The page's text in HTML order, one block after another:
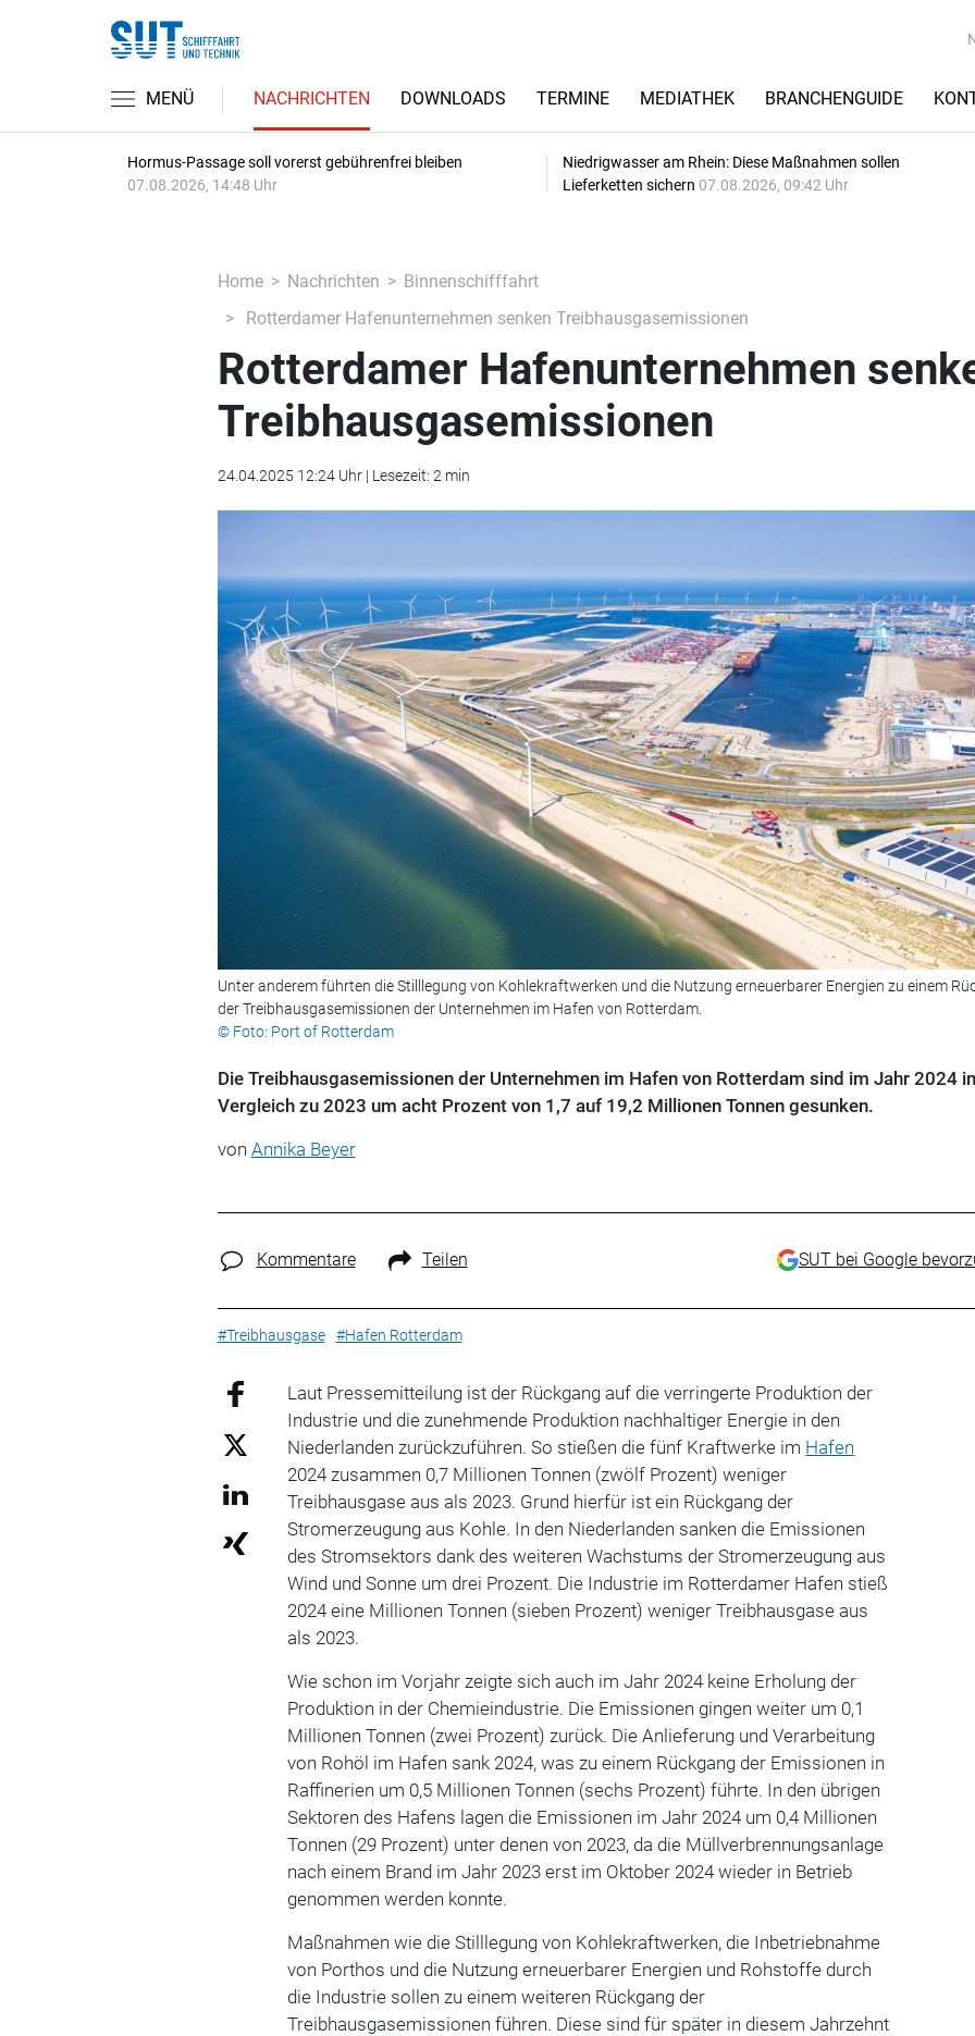
MENÜ NACHRICHTEN DOWNLOADS TERMINE MEDIATHEK BRANCHENGUIDE
Hormus-Passage soll vorerst gebührenfrei bleiben
07.08.2026, 14:48 Uhr
Niedrigwasser am Rhein: Diese Maßnahmen sollen
Lieferketten sichern 07.08.2026, 09:42 Uhr
Home Nachrichten
Binnenschifffahrt
Rotterdamer Hafenunternehmen senken Treibhausgasemissionen
Rotterdamer Hafenunternehmen
Treibhausgasemissionen
24.04.2025 12:24 Uhr | Lesezeit: 2 min
Unter anderem führten die Stilllegung von Kohlekraftwerken und die Nutzung erneuerbarer Energien zu einem
der Treibhausgasemissionen der Unternehmen im Hafen von Rotterdam.
© Foto: Port of Rotterdam
Die Treibhausgasemissionen der Unternehmen im Hafen von Rotterdam sind im Jahr 2024
Vergleich zu 2023 um acht Prozent von 1,7 auf 19,2 Millionen Tonnen gesunken.
von Annika Beyer
Kommentare Teilen SUT bei Google
#Treibhausgase #Hafen Rotterdam
Laut Pressemitteilung ist der Rückgang auf die verringerte Produktion der
Industrie und die zunehmende Produktion nachhaltiger Energie in den
Niederlanden zurückzuführen. So stießen die fünf Kraftwerke im Hafen
2024 zusammen 0,7 Millionen Tonnen (zwölf Prozent) weniger
Treibhausgase aus als 2023. Grund hierfür ist ein Rückgang der
Stromerzeugung aus Kohle. In den Niederlanden sanken die Emissionen
des Stromsektors dank des weiteren Wachstums der Stromerzeugung aus
Wind und Sonne um drei Prozent. Die Industrie im Rotterdamer Hafen stieß
2024 eine Millionen Tonnen (sieben Prozent) weniger Treibhausgase aus
als 2023.
Wie schon im Vorjahr zeigte sich auch im Jahr 2024 keine Erholung der
Produktion in der Chemieindustrie. Die Emissionen gingen weiter um 0,1
Millionen Tonnen (zwei Prozent) zurück. Die Anlieferung und Verarbeitung
von Rohöl im Hafen sank 2024, was zu einem Rückgang der Emissionen in
Raffinerien um 0,5 Millionen Tonnen (sechs Prozent) führte. In den übrigen
Sektoren des Hafens lagen die Emissionen im Jahr 2024 um 0,4 Millionen
Tonnen (29 Prozent) unter denen von 2023, da die Müllverbrennungsanlage
nach einem Brand im Jahr 2023 erst im Oktober 2024 wieder in Betrieb
genommen werden konnte.
Maßnahmen wie die Stilllegung von Kohlekraftwerken, die Inbetriebnahme
von Porthos und die Nutzung erneuerbarer Energien und Rohstoffe durch
die Industrie sollen zu einem weiteren Rückgang der
Treibhausgasemissionen führen. Diese sind für später in diesem Jahrzehnt